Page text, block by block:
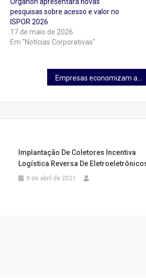
Organon apresentará novas
pesquisas sobre acesso e valor no
ISPOR 2026
17 de maio de 2026
Em "Notícias Corporativas"
Empresas economizam até 30% ao transformar frota própria em alugada, sem trocar os veículos
Implantação De Coletores Incentiva
Logística Reversa De
9 de abril de 2021